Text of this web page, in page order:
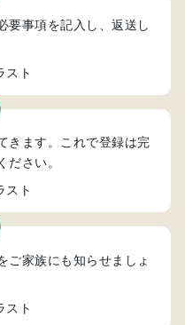
要事項を記入し、返送し
きます。これで登録は完
ださい。
ご家族にも知らせましょ